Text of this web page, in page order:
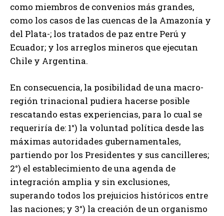
como miembros de convenios más grandes,
como los casos de las cuencas de la Amazonía y
del Plata-; los tratados de paz entre Perú y
Ecuador; y los arreglos mineros que ejecutan
Chile y Argentina.
En consecuencia, la posibilidad de una macro-
región trinacional pudiera hacerse posible
rescatando estas experiencias, para lo cual se
requeriría de: 1°) la voluntad política desde las
máximas autoridades gubernamentales,
partiendo por los Presidentes y sus cancilleres;
2°) el establecimiento de una agenda de
integración amplia y sin exclusiones,
superando todos los prejuicios históricos entre
las naciones; y 3°) la creación de un organismo